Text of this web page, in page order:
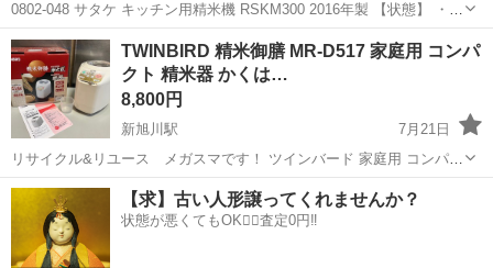
0802-048 サタケ キッチン用精米機 RSKM300 2016年製 【状態】 ・使
用に伴う多少のスレ、キズ、落としきれない汚れなどございます ・詳
細は現地でご確認ください ・お値引きは出来かねますのでご...
北海道 札幌市 キッチン家電 サタケ
TWINBIRD 精米御膳 MR-D517 家庭用 コンパ
クト 精米器 かくは…
8,800円
新旭川駅
7月21日
リサイクル&リユース メガスマです！ ツインバード 家庭用 コンパク
ト精米器 精米御膳 MR-D517 中古品 になります。 1〜2度使用して、
そのまま使うこと無く保管されていたお品物との事です。 外観、内
部、特にダメ...
北海道 旭川市 新旭川駅 キッチン家電
【求】古い人形譲ってくれませんか？
状態が悪くてもOK🙆‍♀️査定0円‼️